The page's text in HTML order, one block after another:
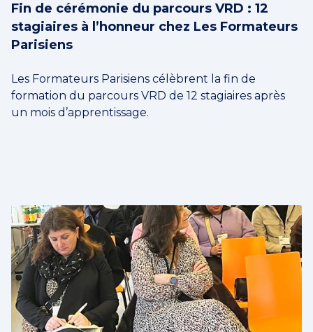
Fin de cérémonie du parcours VRD : 12
stagiaires à l’honneur chez Les Formateurs
Parisiens
Les Formateurs Parisiens célèbrent la fin de
formation du parcours VRD de 12 stagiaires après
un mois d’apprentissage.